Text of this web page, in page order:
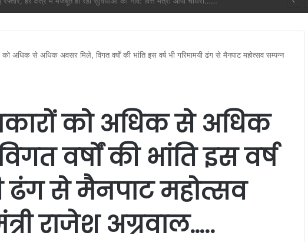
को अधिक से अधिक अवसर मिले, विगत वर्षों की भांति इस वर्ष भी गरिमामयी ढंग से मैनपाट महोत्सव सम्पन्न
को अधिक से अधिक
वर्षों की भांति इस वर्ष
ढंग से मैनपाट महोत्सव
राजेश अग्रवाल…..